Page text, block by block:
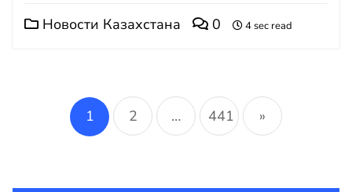
Новости Казахстана 0 4 sec read
Навигация
по
1 2 … 441 »